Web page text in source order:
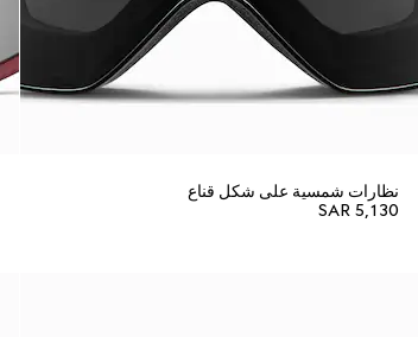
نظارات شمسية على شكل قناع
SAR 5,130